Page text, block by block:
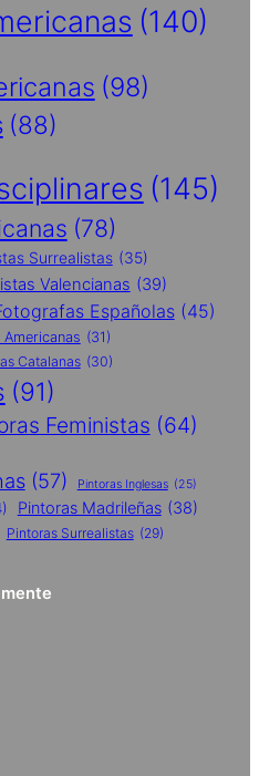
(140)
(98)
(88)
(145)
(78)
Surrealistas (35)
Valencianas (39)
Españolas (45)
(31)
Catalanas (30)
(91)
Feministas (64)
(57) Pintoras Inglesas (25)
Pintoras Madrileñas (38)
Pintoras Surrealistas (29)